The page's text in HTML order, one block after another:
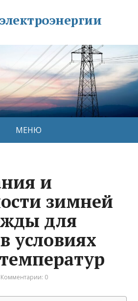
МЕНЮ
и
зимней
для
условиях
Комментарии: 0